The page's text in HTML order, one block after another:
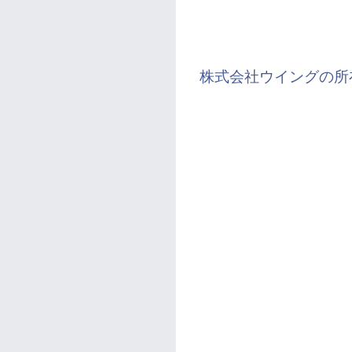
株式会社ウイングの